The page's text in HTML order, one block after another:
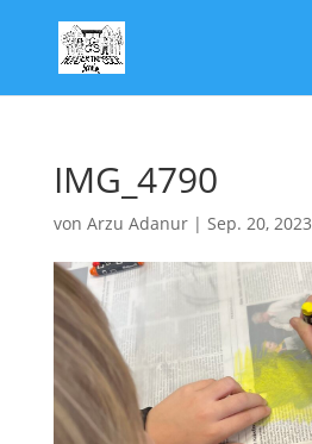
IMG_4790
von Arzu Adanur| Sep. 20, 2023